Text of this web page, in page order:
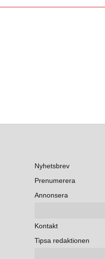
Nyhetsbrev
Prenumerera
Annonsera
Kontakt
Tipsa redaktionen